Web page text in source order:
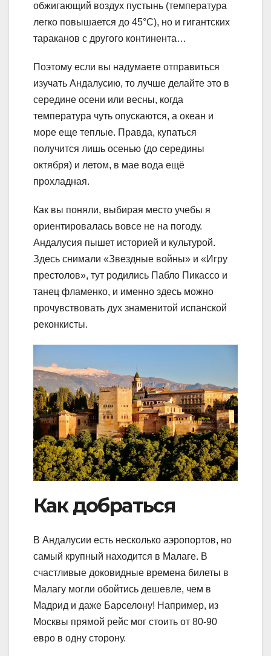
обжигающий воздух пустынь (температура
легко повышается до 45°С), но и гигантских
тараканов с другого континента…
Поэтому если вы надумаете отправиться
изучать Андалусию, то лучше делайте это в
середине осени или весны, когда
температура чуть опускаются, а океан и
море еще теплые. Правда, купаться
получится лишь осенью (до середины
октября) и летом, в мае вода ещё
прохладная.
Как вы поняли, выбирая место учебы я
ориентировалась вовсе не на погоду.
Андалусия пышет историей и культурой.
Здесь снимали «Звездные войны» и «Игру
престолов», тут родились Пабло Пикассо и
танец фламенко, и именно здесь можно
прочувствовать дух знаменитой испанской
реконкисты.
Как добраться
В Андалусии есть несколько аэропортов, но
самый крупный находится в Малаге. В
счастливые доковидные времена билеты в
Малагу могли обойтись дешевле, чем в
Мадрид и даже Барселону! Например, из
Москвы прямой рейс мог стоить от 80-90
евро в одну сторону.